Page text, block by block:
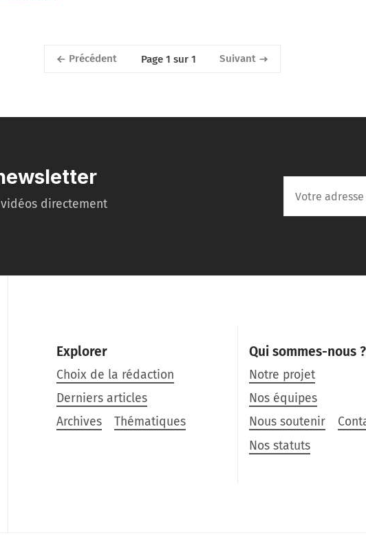
Précédent Page 1 sur 1 Suivant
directement
Explorer
Choix de la rédaction
Derniers articles
Archives
Thématiques
Qui sommes-nous ?
Notre projet
Nos équipes
Nous soutenir
Nos statuts